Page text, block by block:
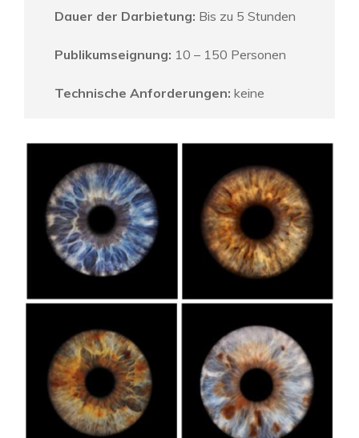
Dauer der Darbietung: Bis zu 5 Stunden
Publikumseignung: 10 – 150 Personen
Technische Anforderungen: keine